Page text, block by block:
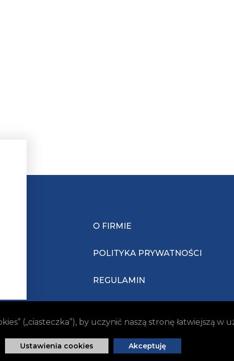
O FIRMIE
POLITYKA PRYWATNOŚCI
REGULAMIN
(„ciasteczka”), by uczynić naszą stronę łatwiejszą w
Ustawienia cookies Akceptuję